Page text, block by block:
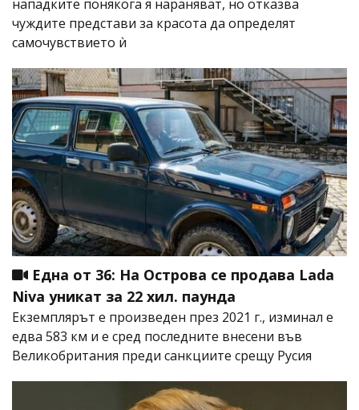
нападките понякога я нараняват, но отказва
чуждите представи за красота да определят
самочувствието ѝ
Една от 36: На Острова се продава Lada
Niva уникат за 22 хил. паунда
Екземплярът е произведен през 2021 г., изминал е
едва 583 км и е сред последните внесени във
Великобритания преди санкциите срещу Русия